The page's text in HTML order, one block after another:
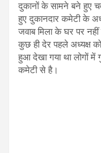
दुकानों के सामने बने हुए
हुए दुकानदार कमेटी के
जवाब मिला के घर पर
कुछ ही देर पहले अध्यक्ष
हुआ देखा गया था लोगों में
कमेटी से है।